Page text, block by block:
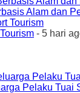
Alam dan
- 5 hari
Pelaku Tuai